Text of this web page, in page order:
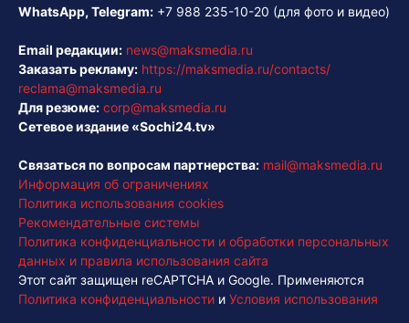
WhatsApp, Telegram: +7 988 235-10-20 (для фото и видео)
Email редакции: news@maksmedia.ru
Заказать рекламу: https://maksmedia.ru/contacts/
reclama@maksmedia.ru
Для резюме: corp@maksmedia.ru
Сетевое издание «Sochi24.tv»
Связаться по вопросам партнерства: mail@maksmedia.ru
Информация об ограничениях
Политика использования cookies
Рекомендательные системы
Политика конфиденциальности и обработки персональных
данных и правила использования сайта
Этот сайт защищен reCAPTCHA и Google. Применяются
Политика конфиденциальности и Условия использования